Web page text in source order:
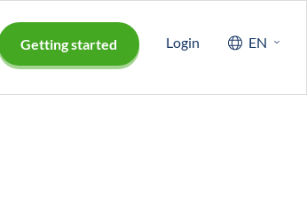
Getting started Login EN